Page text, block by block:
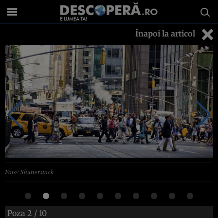
Înapoi la articol
Foto: Shutterstock
Poza 2 / 10